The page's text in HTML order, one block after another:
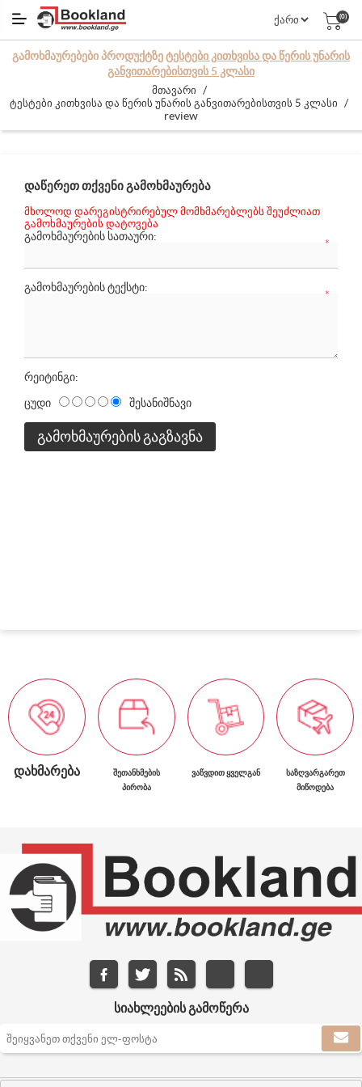
(0)
ᲒᲐᲛᲝᲮᲛᲐᲣᲠᲔᲑᲔᲑᲘ ᲞᲠᲝᲓᲣᲥᲢᲖᲔᲢᲔᲡᲢᲔᲑᲘ ᲙᲘᲗᲮᲕᲘᲡᲐ ᲓᲐ ᲬᲔᲠᲘᲡ ᲣᲜᲐᲠᲘᲡ
ᲒᲐᲜᲕᲘᲗᲐᲠᲔᲑᲘᲡᲗᲕᲘᲡ 5 ᲙᲚᲐᲡᲘ
მთავარი /
ტესტები კითხვისა და წერის უნარის განვითარებისთვის 5 კლასი /
review
ᲓᲐᲬᲔᲠᲔᲗ ᲗᲥᲕᲔᲜᲘ ᲒᲐᲛᲝᲮᲛᲐᲣᲠᲔᲑᲐ
მხოლოდ დარეგისტრირებულ მომხმარებლებს შეუძლიათ
გამოხმაურების დატოვება
ᲒᲐᲛᲝᲮᲛᲐᲣᲠᲔᲑᲘᲡ ᲡᲐᲗᲐᲣᲠᲘ:
*
ᲒᲐᲛᲝᲮᲛᲐᲣᲠᲔᲑᲘᲡ ᲢᲔᲥᲡᲢᲘ:
*
რეიტინგი:
ცუდი
შესანიშნავი
ᲒᲐᲛᲝᲮᲛᲐᲣᲠᲔᲑᲘᲡ ᲒᲐᲒᲖᲐᲕᲜᲐ
ᲓᲐᲮᲛᲐᲠᲔᲑᲐ
ᲨᲔᲗᲐᲜᲮᲛᲔᲑᲘᲡ
ᲞᲘᲠᲝᲑᲐ
ᲕᲐᲬᲕᲓᲘᲗ ᲧᲕᲔᲚᲒᲐᲜ
ᲡᲐᲖᲦᲕᲐᲠᲒᲐᲠᲔᲗ
ᲛᲘᲬᲝᲓᲔᲑᲐ
ᲡᲘᲐᲮᲚᲔᲔᲑᲘᲡ ᲒᲐᲛᲝᲬᲔᲠᲐ